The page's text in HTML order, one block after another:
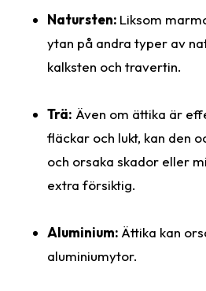
Natursten: Liksom
ytan på andra typer av
kalksten och travertin.
Trä: Även om ättika är
fläckar och lukt, kan den
och orsaka skador eller
extra försiktig.
Aluminium:Ättika kan
aluminiumytor.